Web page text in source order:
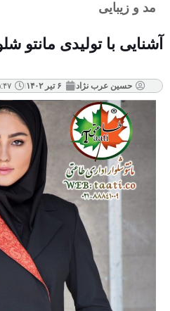
مد و زیبایی
آشنایی با تولیدی مانتو
حسین عرب نژاد ۶ تیر ۱۴۰۲ ۵:۴۷